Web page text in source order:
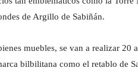
de Argillo de Sabiñán.
muebles, se van a realizar
bilbilitana como el retablo de